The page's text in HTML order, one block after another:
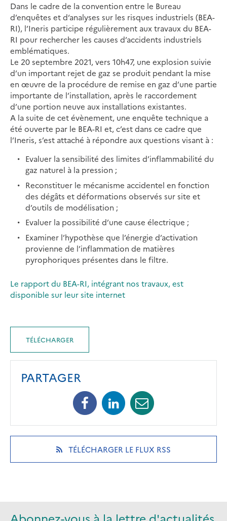
Dans le cadre de la convention entre le Bureau
d’enquêtes et d‘analyses sur les risques industriels (BEA-
RI), l’Ineris participe régulièrement aux travaux du BEA-
RI pour rechercher les causes d’accidents industriels
emblématiques.
Le 20 septembre 2021, vers 10h47, une explosion suivie
d’un important rejet de gaz se produit pendant la mise
en œuvre de la procédure de remise en gaz d’une partie
importante de l’installation, après le raccordement
d’une portion neuve aux installations existantes.
A la suite de cet évènement, une enquête technique a
été ouverte par le BEA-RI et, c’est dans ce cadre que
l’Ineris, s’est attaché à répondre aux questions visant à :
Evaluer la sensibilité des limites d’inflammabilité du
gaz naturel à la pression ;
Reconstituer le mécanisme accidentel en fonction
des dégâts et déformations observés sur site et
d’outils de modélisation ;
Evaluer la possibilité d’une cause électrique ;
Examiner l’hypothèse que l’énergie d’activation
provienne de l’inflammation de matières
pyrophoriques présentes dans le filtre.
Le rapport du BEA-RI, intégrant nos travaux, est
disponible sur leur site internet
TÉLÉCHARGER
PARTAGER
Facebook
(opens
a
new
tab)
Linkedin
(opens
a
new
tab)
Mail
(opens
a
new
tab)
TÉLÉCHARGER LE FLUX RSS(OPENS
Abonnez-vous à la lettre d'actualités